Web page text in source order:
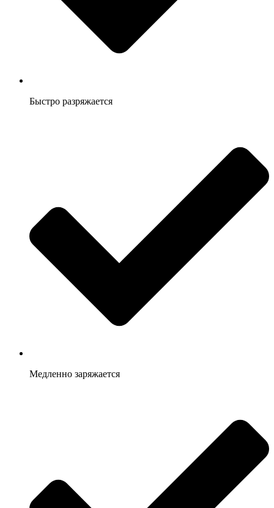
Быстро разряжается
Медленно заряжается